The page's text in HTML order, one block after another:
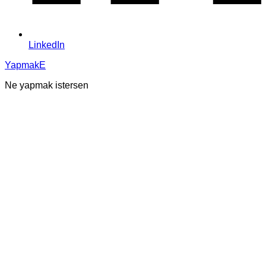
LinkedIn
YapmakE
Ne yapmak istersen